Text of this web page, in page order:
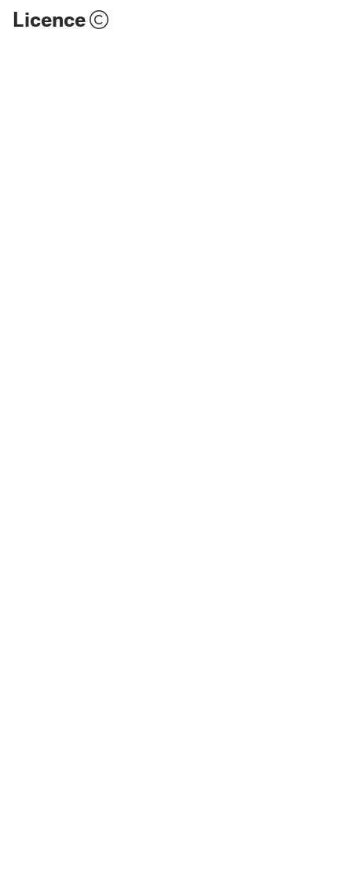
Licence